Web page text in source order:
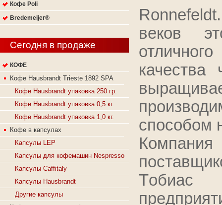
Кофе Poli
Bredemeijer®
Сегодня в продаже
КОФЕ
Кофе Hausbrandt Trieste 1892 SPA
Кофе Hausbrandt упаковка 250 гр.
Кофе Hausbrandt упаковка 0,5 кг.
Кофе Hausbrandt упаковка 1,0 кг.
Кофе в капсулах
Капсулы LEP
Капсулы для кофемашин Nespresso
Капсулы Caffitaly
Капсулы Hausbrandt
Другие капсулы
веков
качества
способом
Тoбиac